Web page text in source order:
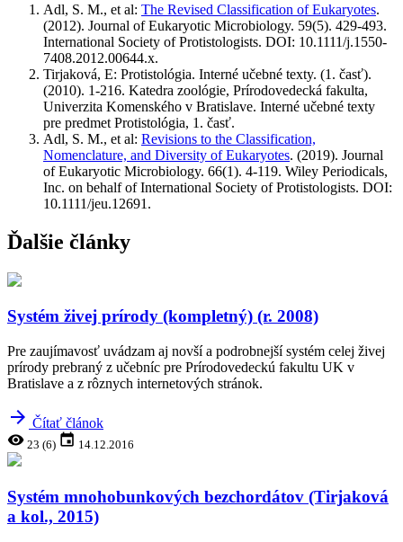
Adl, S. M., et al: The Revised Classification of Eukaryotes.
(2012). Journal of Eukaryotic Microbiology. 59(5). 429-493.
International Society of Protistologists. DOI: 10.1111/j.1550-
7408.2012.00644.x.
Tirjaková, E: Protistológiа. Interné učebné texty. (1. časť).
(2010). 1-216. Katedra zoológie, Prírodovedecká fakulta,
Univerzita Komenského v Bratislave. Interné učebné texty
pre predmet Protistológia, 1. časť.
Adl, S. M., et al: Revisions to the Classification,
Nomenclature, and Diversity of Eukaryotes. (2019). Journal
of Eukaryotic Microbiology. 66(1). 4-119. Wiley Periodicals,
Inc. on behalf of International Society of Protistologists. DOI:
10.1111/jeu.12691.
Ďalšie články
Systém živej prírody (kompletný) (r. 2008)
Pre zaujímavosť uvádzam aj novší a podrobnejší systém celej živej
prírody prebraný z učebníc pre Prírodovedeckú fakultu UK v
Bratislave a z rôznych internetových stránok.
arrow_forward Čítať článok
visibility 23 (6) event 14.12.2016
Systém mnohobunkových bezchordátov (Tirjaková
a kol., 2015)